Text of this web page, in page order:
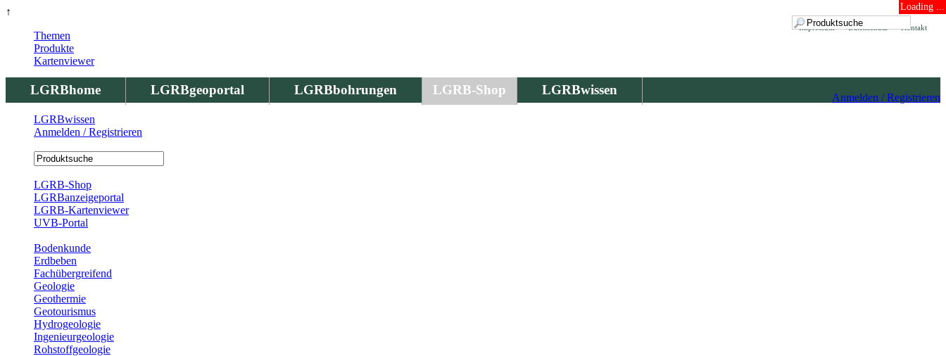
↑ Loading ...
Kontakt
Datenschutz
Impressum
LGRBhome LGRBgeoportal LGRBbohrungen LGRB-Shop LGRBwissen
Anmelden / Registrieren
Themen
Produkte
Kartenviewer
LGRBwissen
Anmelden / Registrieren
LGRB-Shop
LGRBanzeigeportal
LGRB-Kartenviewer
UVB-Portal
Bodenkunde
Erdbeben
Fachübergreifend
Geologie
Geothermie
Geotourismus
Hydrogeologie
Ingenieurgeologie
Rohstoffgeologie